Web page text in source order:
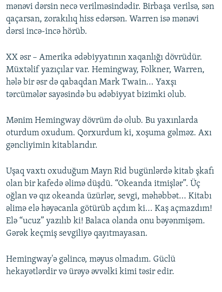
mənəvi dərsin necə verilməsindədir. Birbaşa verilsə, sən
qaçarsan, zorakılıq hiss edərsən. Warren isə mənəvi
dərsi incə-incə hörüb.
ХХ əsr – Amerika ədəbiyyatının xaqanlığı dövrüdür.
Müxtəlif yazıçılar var. Hemingway, Folkner, Warren,
hələ bir əsr də qabaqdan Mark Twain... Yaxşı
tərcümələr sayəsində bu ədəbiyyat bizimki olub.
Mənim Hemingway dövrüm də olub. Bu yaxınlarda
oturdum oxudum. Qorxurdum ki, xoşuma gəlməz. Axı
gəncliyimin kitablarıdır.
Uşaq vaxtı oxuduğum Mayn Rid bugünlərdə kitab şkafı
olan bir kafedə əlimə düşdü. “Okeanda itmişlər”. Üç
oğlan və qız okeanda üzürlər, sevgi, məhəbbət... Kitabı
əlimə elə həyəcanla götürüb açdım ki... Kaş açmazdım!
Elə “ucuz” yazılıb ki! Balaca olanda onu bəyənmişəm.
Gərək keçmiş sevgiliyə qayıtmayasan.
Hemingway'ə gəlincə, məyus olmadım. Güclü
hekayətlərdir və ürəyə əvvəlki kimi təsir edir.